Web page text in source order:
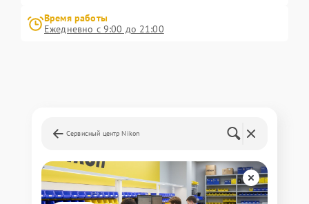
Время работы
Ежедневно с 9:00 до 21:00
Сервисный центр Nikon